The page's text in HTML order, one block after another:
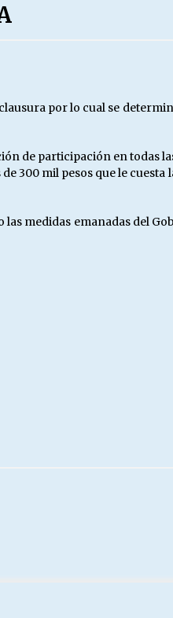
16/
06/
por lo cual se
de participación en todas
300 mil pesos que le cuesta
medidas emanadas del